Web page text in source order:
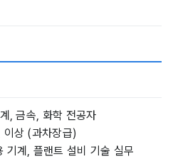
, 금속, 화학 전공자
상 (과차장급)
기계, 플랜트 설비 기술 실무